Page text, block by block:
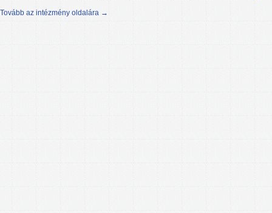
Tovább az intézmény oldalára →